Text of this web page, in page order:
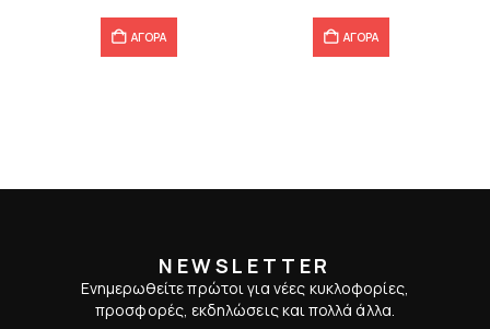
ΑΓΟΡΑ ΑΓΟΡΑ
NEWSLETTER
Ενημερωθείτε πρώτοι για νέες κυκλοφορίες,
προσφορές, εκδηλώσεις και πολλά άλλα.